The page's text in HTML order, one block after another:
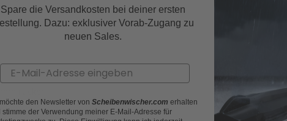
Spare die Versandkosten bei deiner ersten
Dazu: exklusiver Vorab-Zugang zu
neuen Sales.
Email
den Newsletter von Scheibenwischer.com erhalten
stimme der Verwendung meiner E-Mail-Adresse für